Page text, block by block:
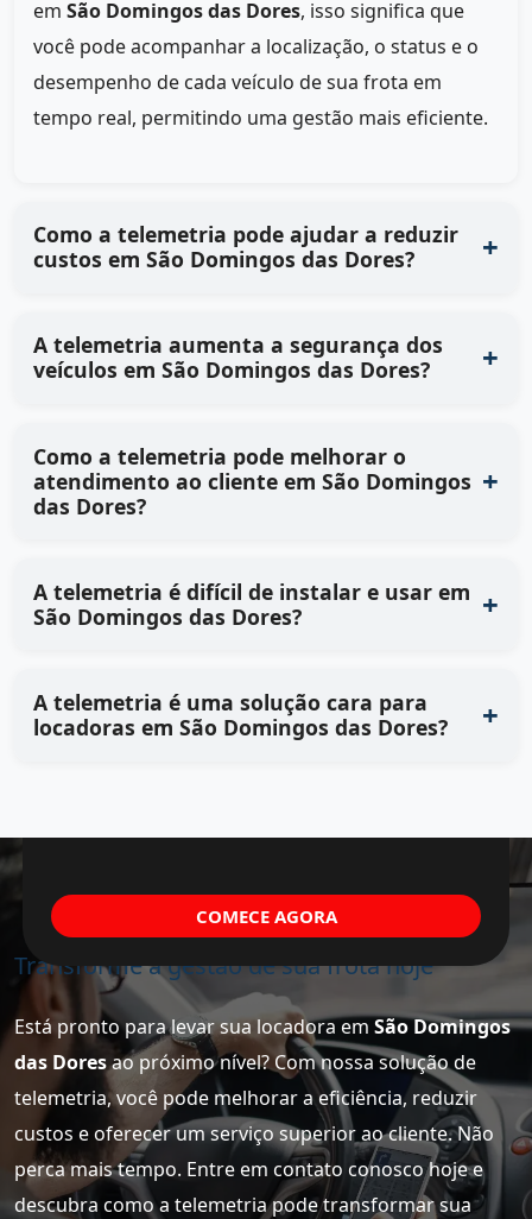
em São Domingos das Dores, isso significa que
você pode acompanhar a localização, o status e o
desempenho de cada veículo de sua frota em
tempo real, permitindo uma gestão mais eficiente.
Como a telemetria pode ajudar a reduzir
custos em São Domingos das Dores?
A telemetria aumenta a segurança dos
veículos em São Domingos das Dores?
Como a telemetria pode melhorar o
atendimento ao cliente em São Domingos
das Dores?
A telemetria é difícil de instalar e usar em
São Domingos das Dores?
A telemetria é uma solução cara para
locadoras em São Domingos das Dores?
Transforme a gestão de sua frota hoje
Está pronto para levar sua locadora emSão Domingos
das Doresao próximo nível? Com nossa solução de
telemetria, você pode melhorar a eficiência, reduzir
custos e oferecer um serviço superior ao cliente. Não
perca mais tempo. Entre em contato conosco hoje e
descubra como a telemetria pode transformar sua
COMECE AGORA